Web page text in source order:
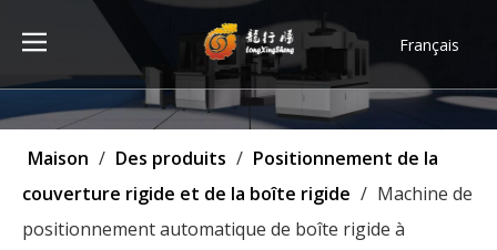
Français
Türk dili
ไทย
Deutsch
Português
Maison / Des produits / Positionnement de la
couverture rigide et de la boîte rigide / Machine de
positionnement automatique de boîte rigide à